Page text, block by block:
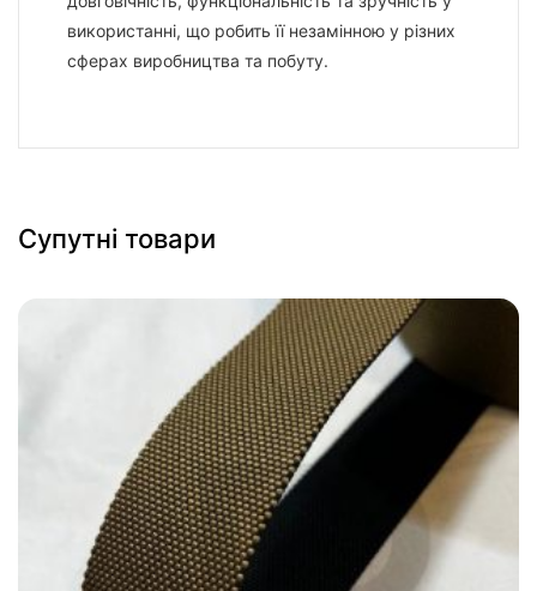
використанні, що робить її незамінною у різних
сферах виробництва та побуту.
Супутні товари